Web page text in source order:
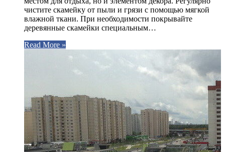
чистите скамейку от пыли и грязи с помощью мягкой
влажной ткани. При необходимости покрывайте
деревянные скамейки специальным…
Read More »